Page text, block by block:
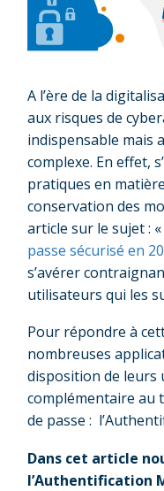
A l’ère de la
aux risques de
indispensable mais
complexe. En effet,
pratiques en
conservation des
article sur le sujet : «
passe sécurisé en
s’avérer
utilisateurs qui les
Pour répondre à
nombreuses
disposition de
complémentaire
de passe :
Dans cet article
l’Authentification